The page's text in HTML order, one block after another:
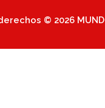
© 2026